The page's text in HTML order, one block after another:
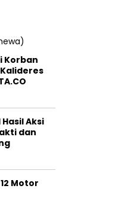
Korban
Aksi
dan
Motor